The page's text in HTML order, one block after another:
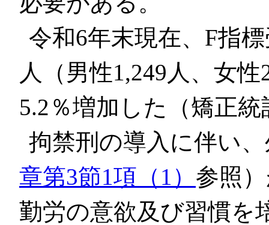
令和6年末現在、F指
人（男性1,249人、女
5.2％増加した（矯正
拘禁刑の導入に伴い
章第3節1項（1） 参照
勤労の意欲及び習慣を